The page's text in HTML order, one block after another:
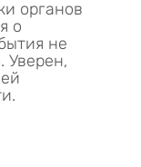
органов
о
не
Уверен,